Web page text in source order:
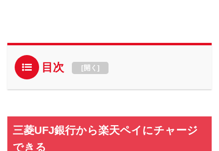
目次 [開く ]
三菱UFJ銀行から楽天ペイにチャージ
できる